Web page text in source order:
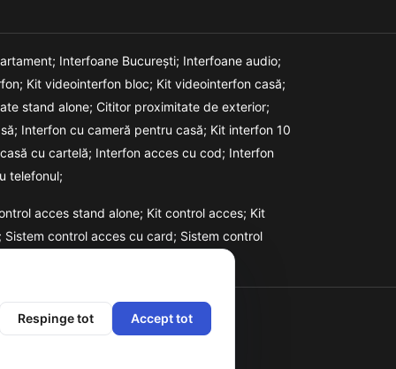
Interfoane București; Interfoane audio;
Kit videointerfon bloc; Kit videointerfon casă;
stand alone; Cititor proximitate de exterior;
Interfon cu cameră pentru casă; Kit interfon 10
cu cartelă; Interfon acces cu cod; Interfon
telefonul;
acces stand alone; Kit control acces; Kit
Sistem control acces cu card; Sistem control
Respinge tot Accept tot